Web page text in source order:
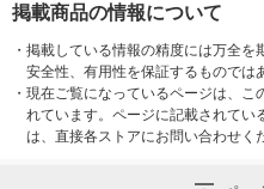
掲載商品の情報について
・ 掲載している情報の精度には万全を
安全性、有用性を保証するものでは
・ 現在ご覧になっているページは、こ
れています。ページに記載されてい
は、直接各ストアにお問い合わせく